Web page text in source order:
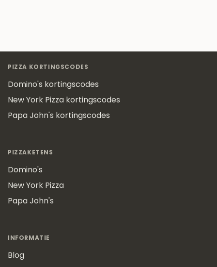
PIZZA KORTINGSCODES
Domino's kortingscodes
New York Pizza kortingscodes
Papa John's kortingscodes
PIZZAKETENS
Domino's
New York Pizza
Papa John's
INFORMATIE
Blog